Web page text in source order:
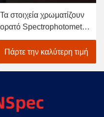
Τα στοιχεία χρωματίζουν
ορατό Spectrophotometer
για υφαντικό χρωματικής
προσαρμογής στο Μαύρο
Πάρτε την καλύτερη τιμή